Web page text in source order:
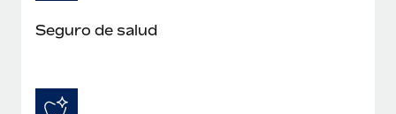
Seguro de salud